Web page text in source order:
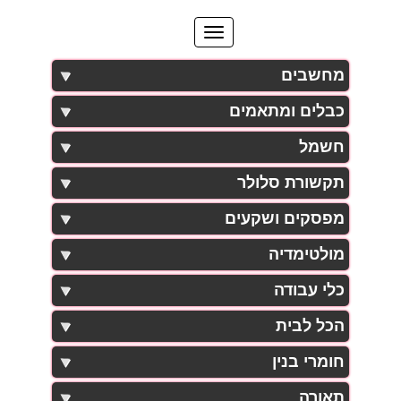
מחשבים
כבלים ומתאמים
חשמל
תקשורת סלולר
מפסקים ושקעים
מולטימדיה
כלי עבודה
הכל לבית
חומרי בנין